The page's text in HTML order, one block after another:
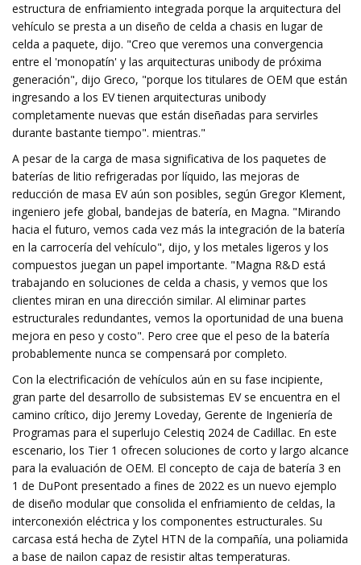
estructura de enfriamiento integrada porque la arquitectura del
vehículo se presta a un diseño de celda a chasis en lugar de
celda a paquete, dijo. "Creo que veremos una convergencia
entre el 'monopatín' y las arquitecturas unibody de próxima
generación", dijo Greco, "porque los titulares de OEM que están
ingresando a los EV tienen arquitecturas unibody
completamente nuevas que están diseñadas para servirles
durante bastante tiempo". mientras."
A pesar de la carga de masa significativa de los paquetes de
baterías de litio refrigeradas por líquido, las mejoras de
reducción de masa EV aún son posibles, según Gregor Klement,
ingeniero jefe global, bandejas de batería, en Magna. "Mirando
hacia el futuro, vemos cada vez más la integración de la batería
en la carrocería del vehículo", dijo, y los metales ligeros y los
compuestos juegan un papel importante. "Magna R&D está
trabajando en soluciones de celda a chasis, y vemos que los
clientes miran en una dirección similar. Al eliminar partes
estructurales redundantes, vemos la oportunidad de una buena
mejora en peso y costo". Pero cree que el peso de la batería
probablemente nunca se compensará por completo.
Con la electrificación de vehículos aún en su fase incipiente,
gran parte del desarrollo de subsistemas EV se encuentra en el
camino crítico, dijo Jeremy Loveday, Gerente de Ingeniería de
Programas para el superlujo Celestiq 2024 de Cadillac. En este
escenario, los Tier 1 ofrecen soluciones de corto y largo alcance
para la evaluación de OEM. El concepto de caja de batería 3 en
1 de DuPont presentado a fines de 2022 es un nuevo ejemplo
de diseño modular que consolida el enfriamiento de celdas, la
interconexión eléctrica y los componentes estructurales. Su
carcasa está hecha de Zytel HTN de la compañía, una poliamida
a base de nailon capaz de resistir altas temperaturas.